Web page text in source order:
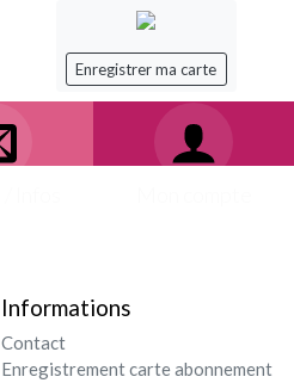
Enregistrer ma carte
Informations
Contact
Enregistrement carte abonnement